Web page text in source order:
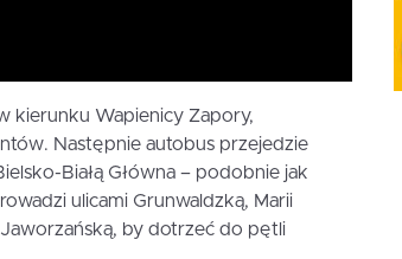
kierunku Wapienicy Zapory,
Następnie autobus przejedzie
Białą Główna – podobnie jak
ulicami Grunwaldzką, Marii
by dotrzeć do pętli